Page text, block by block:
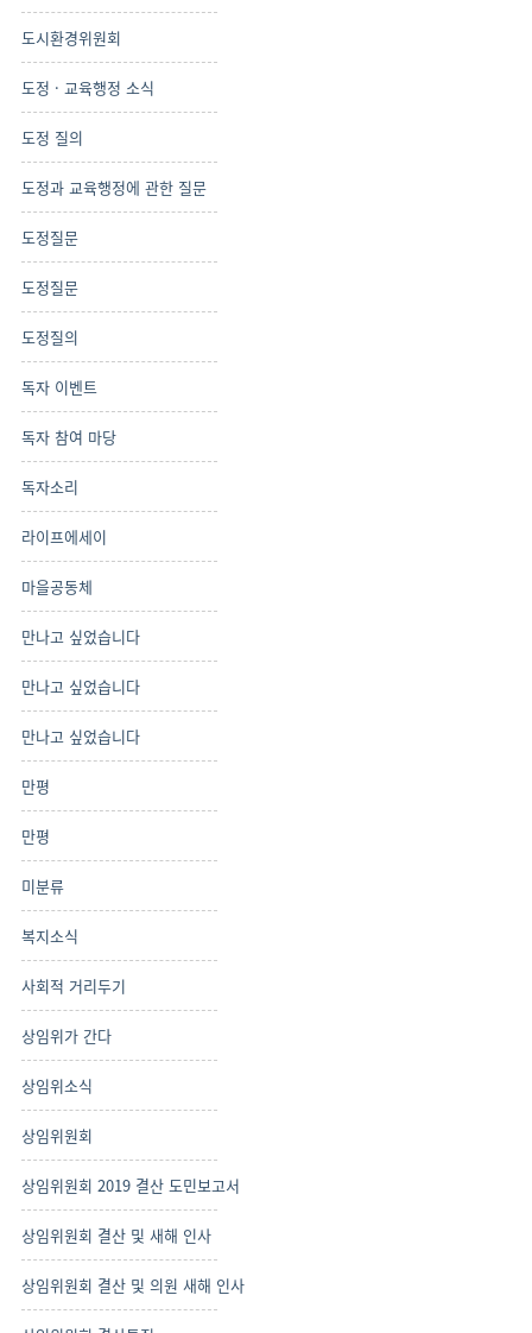
도시환경위원회
도정 · 교육행정 소식
도정 질의
도정과 교육행정에 관한 질문
도정질문
도정질문
도정질의
독자 이벤트
독자 참여 마당
독자소리
라이프에세이
마을공동체
만나고 싶었습니다
만나고 싶었습니다
만나고 싶었습니다
만평
만평
미분류
복지소식
사회적 거리두기
상임위가 간다
상임위소식
상임위원회
상임위원회 2019 결산 도민보고서
상임위원회 결산 및 새해 인사
상임위원회 결산 및 의원 새해 인사